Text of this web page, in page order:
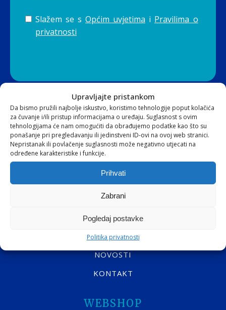
Upravljajte pristankom
Da bismo pružili najbolje iskustvo, koristimo tehnologije poput kolačića
za čuvanje i/ili pristup informacijama o uređaju. Suglasnost s ovim
tehnologijama će nam omogućiti da obrađujemo podatke kao što su
ponašanje pri pregledavanju ili jedinstveni ID-ovi na ovoj web stranici.
Nepristanak ili povlačenje suglasnosti može negativno utjecati na
određene karakteristike i funkcije.
Prihvati
Zabrani
Pogledaj postavke
Politika privatnosti
Slažem se s Općim uvjetima i Pravilima o
privatnosti
NAVIGACIJA
POČETNA
PARTNERI
ZADOVOLJSTVO KUPACA
JAMSTVA KVALITETE
NOVOSTI
KONTAKT
WEBSHOP